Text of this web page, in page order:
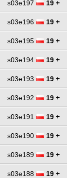
s03e197 19 +
s03e196 19 +
s03e195 19 +
s03e194 19 +
s03e193 19 +
s03e192 19 +
s03e191 19 +
s03e190 19 +
s03e189 19 +
s03e188 19 +